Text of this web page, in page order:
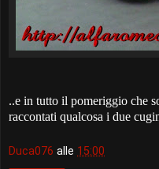
..e in tutto il pomeriggio che
raccontati qualcosa i due
Duca076 alle 15:00